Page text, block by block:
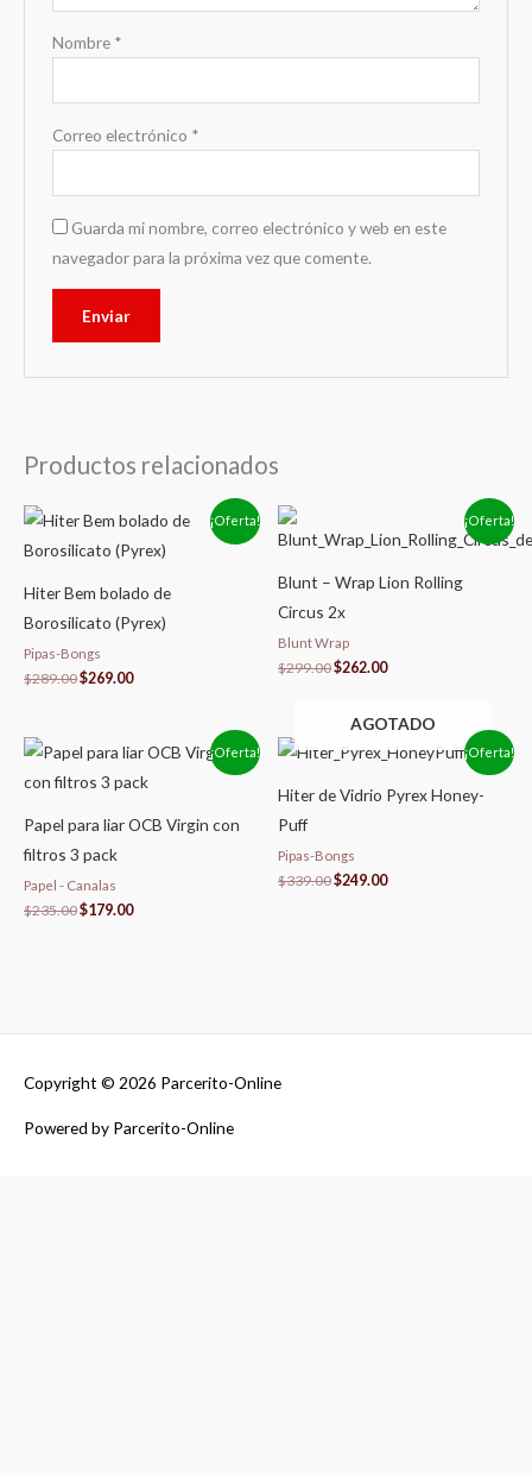
Nombre *
Correo electrónico *
Guarda mi nombre, correo electrónico y web en este
navegador para la próxima vez que comente.
Productos relacionados
¡Oferta!
Hiter Bem bolado de
Borosilicato (Pyrex)
Pipas-Bongs
$289.00
El
precio
original
$289.00.
$269.00
El
precio
actual
$269.00.
¡Oferta!
Blunt – Wrap Lion Rolling
Circus 2x
Blunt Wrap
$299.00
precio
original
$299.00.
$262.00
precio
actual
$262.00.
¡Oferta!
Papel para liar OCB Virgin con
filtros 3 pack
Papel - Canalas
$235.00
El
precio
original
$235.00.
$179.00
precio
actual
$179.00.
¡Oferta!
AGOTADO
Hiter de Vidrio Pyrex Honey-
Puff
Pipas-Bongs
$339.00
El
precio
era:
$249.00
El
precio
es:
Copyright © 2026 Parcerito-Online
Powered by Parcerito-Online